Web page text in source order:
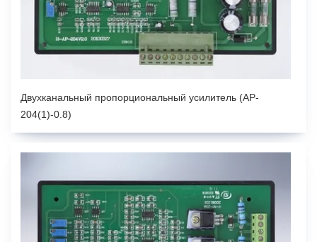
Двухканальный пропорциональный усилитель (AP-
204(1)-0.8)